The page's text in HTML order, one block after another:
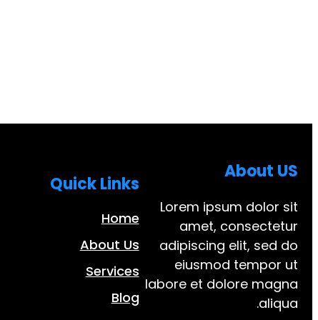
About US
Lorem ipsum dolor sit
amet, consectetur
adipiscing elit, sed do
eiusmod tempor ut
labore et dolore magna
aliqua.
Quick Links
Home
About Us
Services
Blog